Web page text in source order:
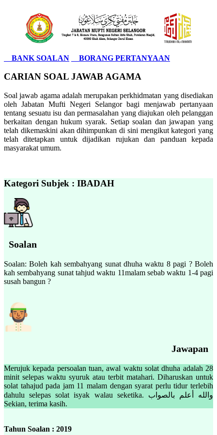
BANK SOALAN BORANG PERTANYAAN
CARIAN SOAL JAWAB AGAMA
Soal jawab agama adalah merupakan perkhidmatan yang disediakan
oleh Jabatan Mufti Negeri Selangor bagi menjawab pertanyaan
tentang sesuatu isu dan permasalahan yang diajukan oleh pelanggan
berkaitan dengan hukum syarak. Setiap soalan dan jawapan yang
telah dikemaskini akan dihimpunkan di sini mengikut kategori yang
telah ditetapkan untuk dijadikan rujukan dan panduan kepada
masyarakat umum.
Kategori Subjek : IBADAH
Soalan
Soalan: Boleh kah sembahyang sunat dhuha waktu 8 pagi ? Boleh
kah sembahyang sunat tahjud waktu 11malam sebab waktu 1-4 pagi
susah bangun ?
Jawapan
Merujuk kepada persoalan tuan, awal waktu solat dhuha adalah 28
minit selepas waktu syuruk atau terbit matahari. Diharuskan untuk
solat tahajud pada jam 11 malam dengan syarat perlu tidur terlebih
dahulu selepas solat isyak walau seketika. والله أعلم بالصواب
Sekian, terima kasih.
Tahun Soalan : 2019